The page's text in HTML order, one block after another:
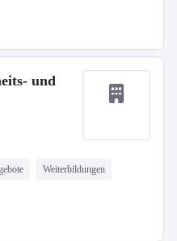
und
Weiterbildungen